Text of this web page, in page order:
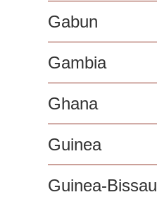
Gabun
Gambia
Ghana
Guinea
Guinea-Bissau